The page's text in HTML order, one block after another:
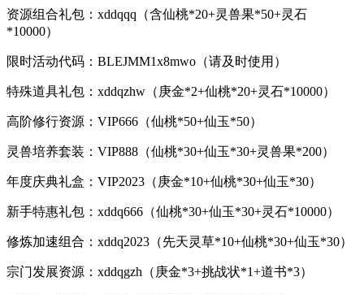
资源组合礼包：xddqqq（含仙桃*20+灵兽果*50+灵石
*10000）
限时活动代码：BLEJMM1x8mwo（请及时使用）
特殊道具礼包：xddqzhw（庚金*2+仙桃*20+灵石*10000）
高阶修行资源：VIP666（仙桃*50+仙玉*50）
灵兽培养套装：VIP888（仙桃*30+仙玉*30+灵兽果*200）
年度庆典礼盒：VIP2023（庚金*10+仙桃*30+仙玉*30）
新手特惠礼包：xddq666（仙桃*30+仙玉*30+灵石*10000）
修炼加速组合：xddq2023（先天灵草*10+仙桃*30+仙玉*30）
宗门发展资源：xddqgzh（庚金*3+挑战状*1+道书*3）